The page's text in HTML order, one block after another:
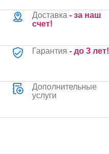
Доставка - за наш
счет!
Гарантия - до 3 лет!
Дополнительные
услуги